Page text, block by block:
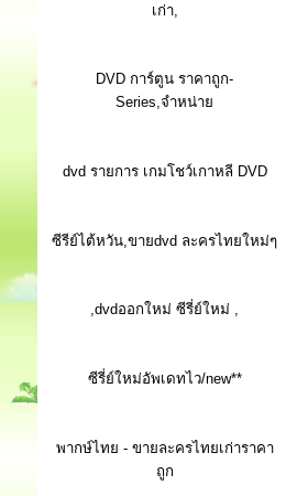
เก่า,
DVD การ์ตูน ราคาถูก-
Series,จำหน่าย
dvd รายการ เกมโชว์เกาหลี DVD
ซีรีย์ไต้หวัน,ขายdvd ละครไทยใหม่ๆ
,dvdออกใหม่ ซีรี่ย์ใหม่ ,
ซีรี่ย์ใหม่อัพเดทไว/new**
พากษ์ไทย - ขายละครไทยเก่าราคา
ถูก